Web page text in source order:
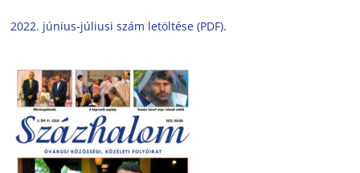
2022. június-júliusi szám letöltése (PDF).